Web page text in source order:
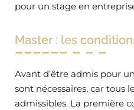
pour un stage en
Master : les
Avant d’être admis pour
sont nécessaires, car tous
admissibles. La première